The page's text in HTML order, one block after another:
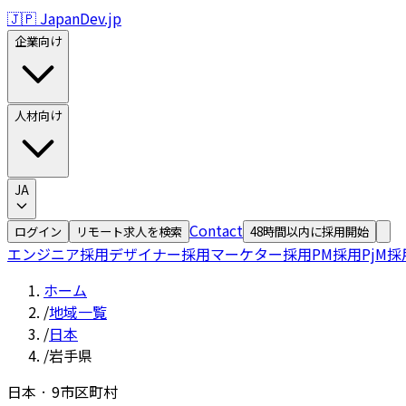
🇯🇵 JapanDev.jp
企業向け
人材向け
JA
ログイン リモート求人を検索 Contact 48時間以内に採用開始
エンジニア採用デザイナー採用マーケター採用PM採用PjM採
ホーム
/地域一覧
/日本
/岩手県
日本 · 9市区町村